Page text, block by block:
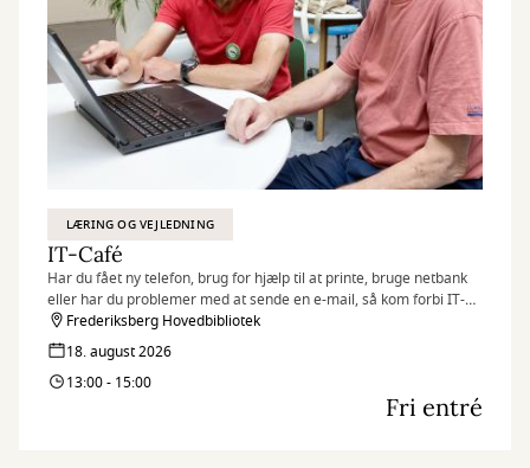
LÆRING OG VEJLEDNING
IT-Café
Har du fået ny telefon, brug for hjælp til at printe, bruge netbank
eller har du problemer med at sende en e-mail, så kom forbi IT-
caféen.
Hver tirsdag og torsdag byder en fast gruppe IT-kyndige frivillige
dig velkommen med en kop kaffe og hjælp til det, du har brug for.
Frederiksberg Hovedbibliotek
18. august 2026
13:00 - 15:00
Fri entré